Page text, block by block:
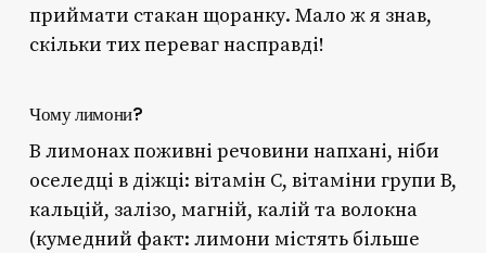
приймати стакан щоранку. Мало ж я знав,
скільки тих переваг насправді!
Чому лимони?
В лимонах поживні речовини напхані, ніби
оселедці в діжці: вітамін C, вітаміни групи B,
кальцій, залізо, магній, калій та волокна
(кумедний факт: лимони містять більше